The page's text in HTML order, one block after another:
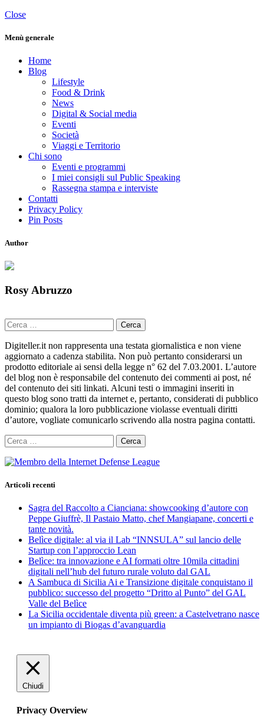
Close
Menù generale
Home
Blog
Lifestyle
Food & Drink
News
Digital & Social media
Eventi
Società
Viaggi e Territorio
Chi sono
Eventi e programmi
I miei consigli sul Public Speaking
Rassegna stampa e interviste
Contatti
Privacy Policy
Pin Posts
Author
Rosy Abruzzo
Ricerca
per:
Digiteller.it non rappresenta una testata giornalistica e non viene
aggiornato a cadenza stabilita. Non può pertanto considerarsi un
prodotto editoriale ai sensi della legge n° 62 del 7.03.2001. L’autore
del blog non è responsabile del contenuto dei commenti ai post, né
del contenuto dei siti linkati. Alcuni testi o immagini inseriti in
questo blog sono tratti da internet e, pertanto, considerati di pubblico
dominio; qualora la loro pubblicazione violasse eventuali diritti
d’autore, vogliate comunicarlo scrivendo alla nostra pagina contatti.
Ricerca
per:
Articoli recenti
Sagra del Raccolto a Cianciana: showcooking d’autore con
Peppe Giuffrè, Il Pastaio Matto, chef Mangiapane, concerti e
tante novità.
Belìce digitale: al via il Lab “INNSULA” sul lancio delle
Startup con l’approccio Lean
Belìce: tra innovazione e AI formati oltre 10mila cittadini
digitali nell’hub del futuro rurale voluto dal GAL
A Sambuca di Sicilia Ai e Transizione digitale conquistano il
pubblico: successo del progetto “Dritto al Punto” del GAL
Valle del Belìce
La Sicilia occidentale diventa più green: a Castelvetrano nasce
un impianto di Biogas d’avanguardia
Chiudi
Privacy Overview